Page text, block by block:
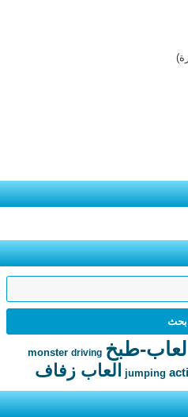
العاب-طبخ monster driving
jumping العاب زفاف